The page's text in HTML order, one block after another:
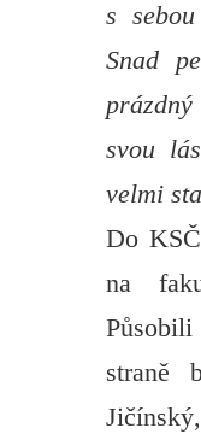
s
Snad
svou
velmi
Do
na
straně